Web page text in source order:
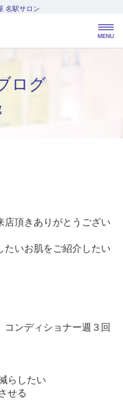
名駅サロン
ログ
店頂きありがとうござい
たいお肌をご紹介したい
ンディショナー週３回
らしたい
せる